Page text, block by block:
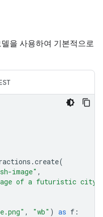
을 사용하여 기본적으로
.create(
image" ,
of a futuristic city
, "wb" ) as f :